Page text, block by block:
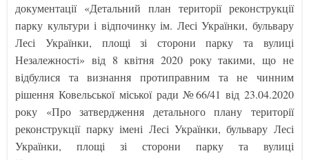
документації «Детальний план території реконструкції
парку культури і відпочинку ім. Лесі Українки, бульвару
Лесі Українки, площі зі сторони парку та вулиці
Незалежності» від 8 квітня 2020 року такими, що не
відбулися та визнання протиправним та не чинним
рішення Ковельської міської ради №66/41 від 23.04.2020
року «Про затвердження детального плану території
реконструкції парку імені Лесі Українки, бульвару Лесі
Українки, площі зі сторони парку та вулиці